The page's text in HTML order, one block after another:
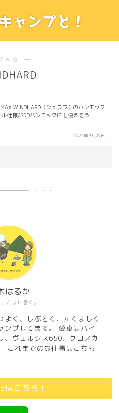
―
WINDHARD（シュラフ）のハンモック
ル仕様がDDハンモックにも使えそう
2022年9月29日
たまに書く。
はるか
よく、しぶとく、たくましく
ンプしてます。 愛車はハイ
、ヴェルシス650、クロスカ
これまでのお仕事はこちら
はこちら！